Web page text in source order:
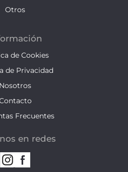
Otros
de Cookies
de Privacidad
Nosotros
Frecuentes
en redes